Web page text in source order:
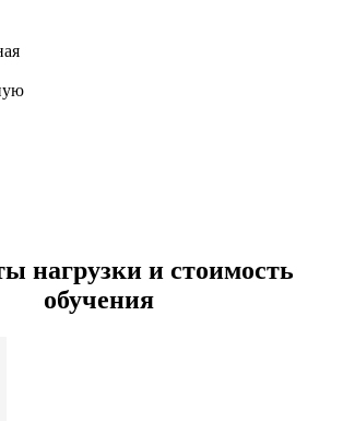
нагрузки и стоимость
обучения